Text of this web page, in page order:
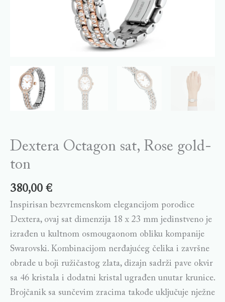
Dextera Octagon sat, Rose gold-
ton
380,00 €
Inspirisan bezvremenskom elegancijom porodice
Dextera, ovaj sat dimenzija 18 x 23 mm jedinstveno je
izrađen u kultnom osmougaonom obliku kompanije
Swarovski. Kombinacijom nerđajućeg čelika i završne
obrade u boji ružičastog zlata, dizajn sadrži pave okvir
sa 46 kristala i dodatni kristal ugrađen unutar krunice.
Brojčanik sa sunčevim zracima takođe uključuje nježne